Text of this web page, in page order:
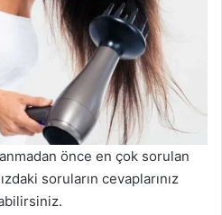
önce en çok sorulan
soruların cevaplarınız